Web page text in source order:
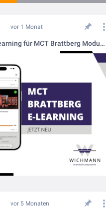
vor 1 Monat
Neues eLearning für MCT Brattberg Modulabschottungen
vor 5 Monaten